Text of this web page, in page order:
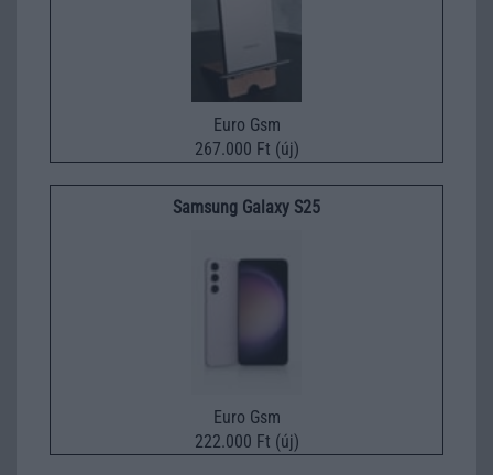
Euro Gsm
267.000 Ft (új)
Samsung Galaxy S25
Euro Gsm
222.000 Ft (új)